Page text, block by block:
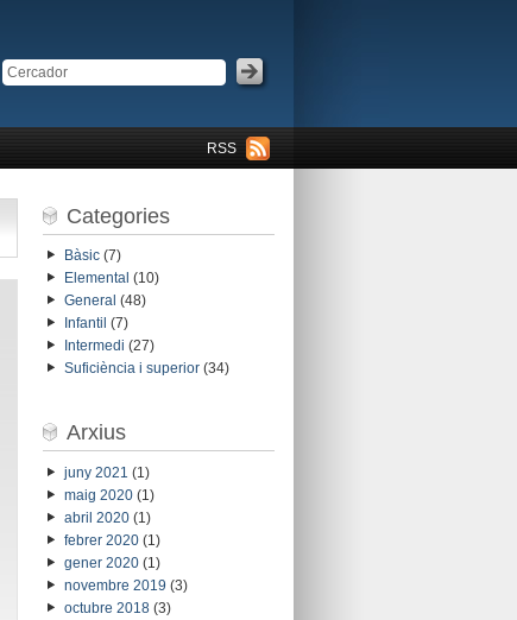
RSS
Categories
Bàsic(7)
Elemental (10)
General (48)
Infantil (7)
Intermedi (27)
Suficiència i superior(34)
Arxius
juny 2021 (1)
maig 2020(1)
abril 2020(1)
febrer 2020(1)
gener 2020(1)
novembre 2019 (3)
octubre 2018(3)